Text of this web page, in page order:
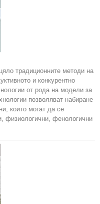
традиционните методи на
и конкурентно
от рода на модели за
позволяват набиране
които могат да се
физиологични, фенологични